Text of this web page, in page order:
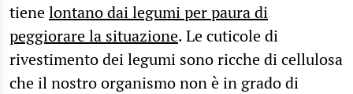
tienelontano dai legumi per paura di
peggiorare la situazione. Le cuticole di
rivestimento dei legumi sono ricche di cellulosa
che il nostro organismo non è in grado di